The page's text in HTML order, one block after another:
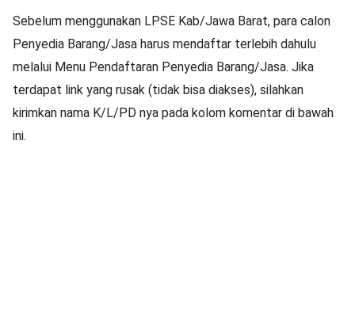
Sebelum menggunakan LPSE Kab/Jawa Barat, para calon
Penyedia Barang/Jasa harus mendaftar terlebih dahulu
melalui Menu Pendaftaran Penyedia Barang/Jasa. Jika
terdapat link yang rusak (tidak bisa diakses), silahkan
kirimkan nama K/L/PD nya pada kolom komentar di bawah
ini.